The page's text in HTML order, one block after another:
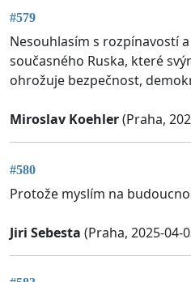
#579
Nesouhlasím s rozpínavostí
současného Ruska, které
ohrožuje bezpečnost,
Miroslav Koehler(Praha,
#580
Protože myslím na
Jiri Sebesta (Praha, 2025-04-